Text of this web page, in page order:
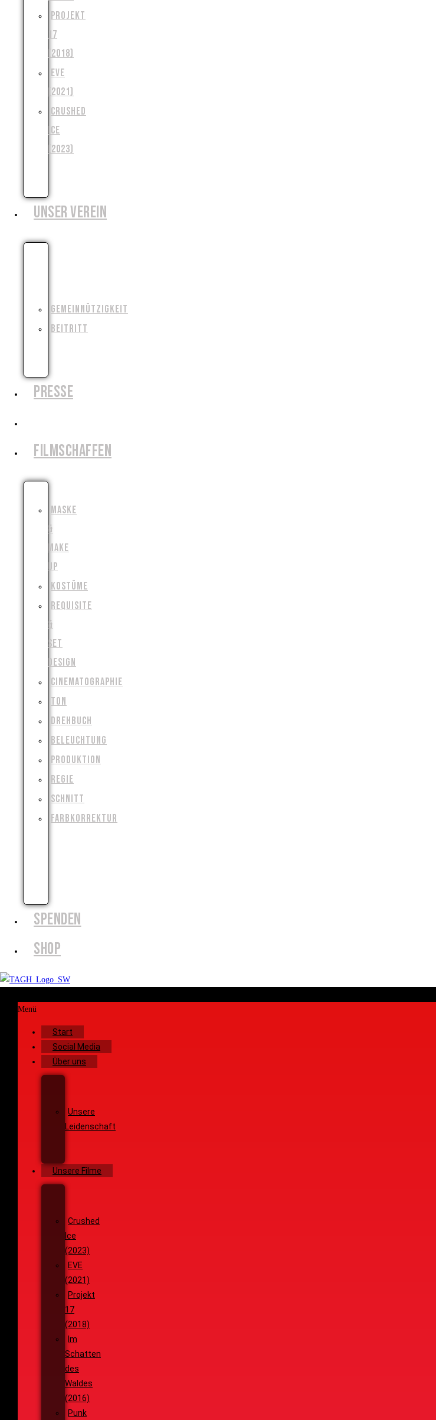
PROJEKT
17
(2018)
EVE
(2021)
CRUSHED
ICE
(2023)
UNSER VEREIN
GEMEINNÜTZIGKEIT
BEITRITT
PRESSE
FILMSCHAFFEN
MASKE
&
MAKE
UP
KOSTÜME
REQUISITE
&
SET
DESIGN
CINEMATOGRAPHIE
TON
DREHBUCH
BELEUCHTUNG
PRODUKTION
REGIE
SCHNITT
FARBKORREKTUR
SPENDEN
SHOP
Menü
Start
Social Media
Über uns
Unsere
Leidenschaft
Unsere Filme
Crushed
Ice
(2023)
EVE
(2021)
Projekt
17
(2018)
Im
Schatten
des
Waldes
(2016)
Punk